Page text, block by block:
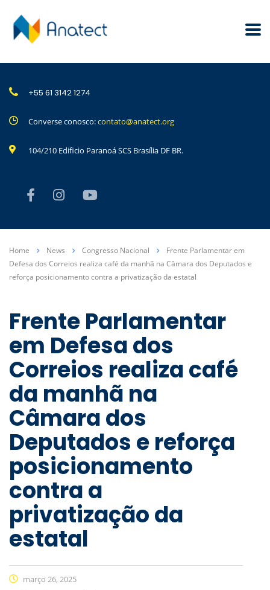
+55 61 3142 1274
Converse conosco:contato@anatect.org
104/210 Edificio Paranoá SCS Brasília DF BR.
Home News Congresso Nacional
Frente Parlamentar em
Defesa dos Correios realiza café da manhã na Câmara dos Deputados e
reforça posicionamento contra a privatização da estatal
Frente Parlamentar
em Defesa dos
Correios realiza café
da manhã na
Câmara dos
Deputados e reforça
posicionamento
contra a
privatização da
estatal
março 26, 2025